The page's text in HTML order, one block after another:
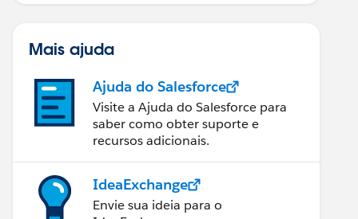
Mais ajuda
Ajuda do Salesforce
Visite a Ajuda do Salesforce para
saber como obter suporte e
recursos adicionais.
IdeaExchange
Envie sua ideia para o